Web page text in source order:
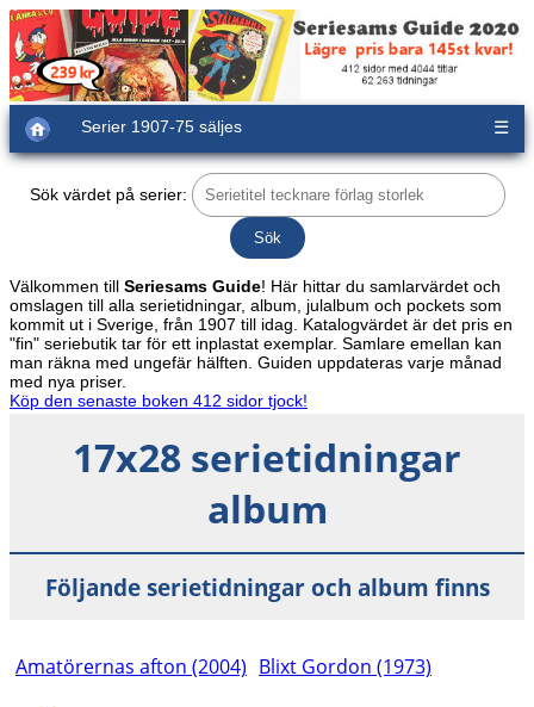
Serier 1907-75 säljes ☰
Sök värdet på serier:
Välkommen till Seriesams Guide! Här hittar du samlarvärdet och
omslagen till alla serietidningar, album, julalbum och pockets som
kommit ut i Sverige, från 1907 till idag. Katalogvärdet är det pris en
"fin" seriebutik tar för ett inplastat exemplar. Samlare emellan kan
man räkna med ungefär hälften. Guiden uppdateras varje månad
med nya priser.
Köp den senaste boken 412 sidor tjock!
17x28 serietidningar
album
Följande serietidningar och album finns
Amatörernas afton (2004) Blixt Gordon (1973)